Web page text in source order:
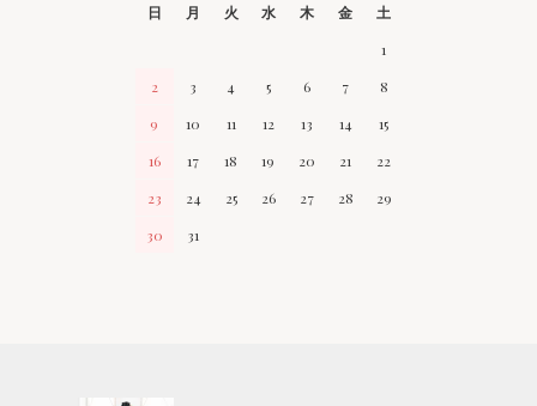
日 月 火 水 木 金
土
1
2
3 4 5 6 7
8
9
10 11 12 13 14
15
16
17 18 19 20 21
22
23
24 25 26 27 28
29
30
31